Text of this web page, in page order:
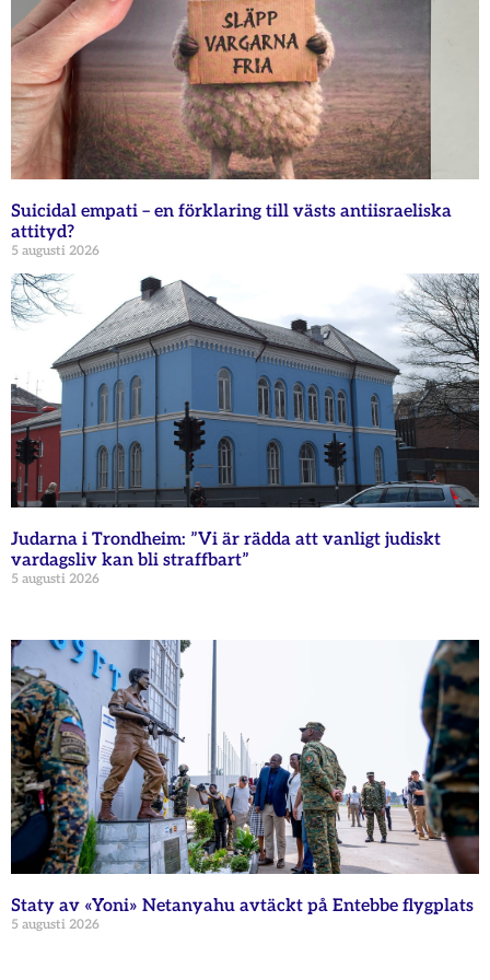
Suicidal empati – en förklaring till västs antiisraeliska
attityd?
5 augusti 2026
Judarna i Trondheim: ”Vi är rädda att vanligt judiskt
vardagsliv kan bli straffbart”
5 augusti 2026
Staty av «Yoni» Netanyahu avtäckt på Entebbe flygplats
5 augusti 2026